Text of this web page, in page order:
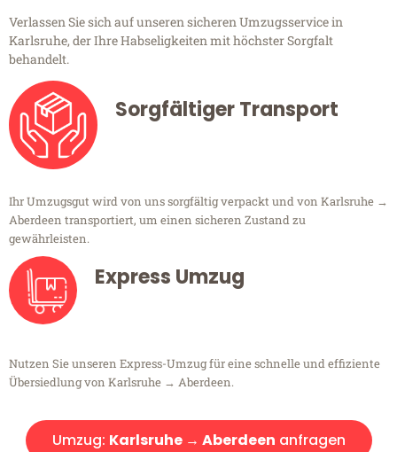
Verlassen Sie sich auf unseren sicheren Umzugsservice in
Karlsruhe, der Ihre Habseligkeiten mit höchster Sorgfalt
behandelt.
Sorgfältiger Transport
Ihr Umzugsgut wird von uns sorgfältig verpackt und von Karlsruhe →
Aberdeen transportiert, um einen sicheren Zustand zu
gewährleisten.
Express Umzug
Nutzen Sie unseren Express-Umzug für eine schnelle und effiziente
Übersiedlung von Karlsruhe → Aberdeen.
Umzug: Karlsruhe → Aberdeen anfragen